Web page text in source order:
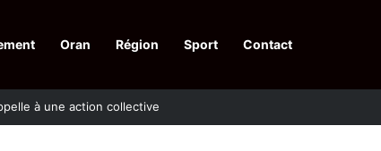
Oran Région Sport Contact
à une action collective